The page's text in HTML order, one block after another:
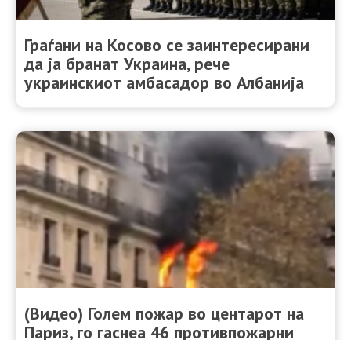
Граѓани на Косово се заинтересирани
да ја бранат Украина, рече
украинскиот амбасадор во Албанија
(Видео) Голем пожар во центарот на
Париз, го гаснеа 46 противпожарни